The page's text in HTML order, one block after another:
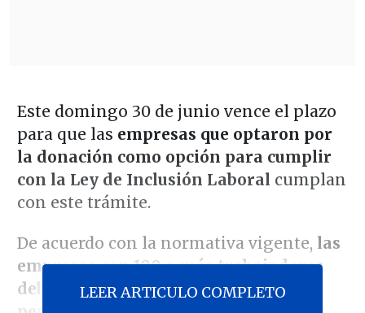
Este domingo 30 de junio vence el plazo
para que las empresas que optaron por
la donación como opción para cumplir
con la Ley de Inclusión Laboral cumplan
con este trámite.
De acuerdo con la normativa vigente, las
empresas con 100 o más trabajadores
deben contratar al menos un 1% de
LEER ARTICULO COMPLETO